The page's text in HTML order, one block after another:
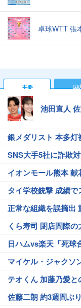
卓球WTT 張
主要 国
池田直人
銀メダリスト 本多灯
SNS大手5社に詐欺
イオンモール熊本 献
タイ学校銃撃 成績で
正常な組織を誤摘出
くら寿司 閉店間際
日ハムvs楽天「死球
マイケル・ジャクソ
テオくん 加藤乃愛と
佐藤二朗 約3週間ぶ